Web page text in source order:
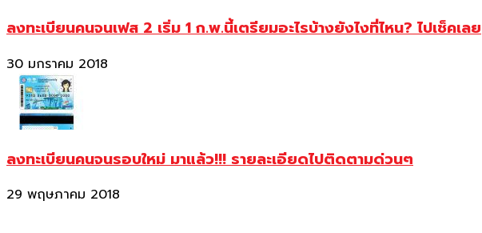
ลงทะเบียนคนจนเฟส 2 เริ่ม 1 ก.พ.นี้เตรียมอะไรบ้างยังไงที่ไหน? ไปเช็คเลย
30 มกราคม 2018
ลงทะเบียนคนจนรอบใหม่ มาแล้ว!!! รายละเอียดไปติดตามด่วนๆ
29 พฤษภาคม 2018